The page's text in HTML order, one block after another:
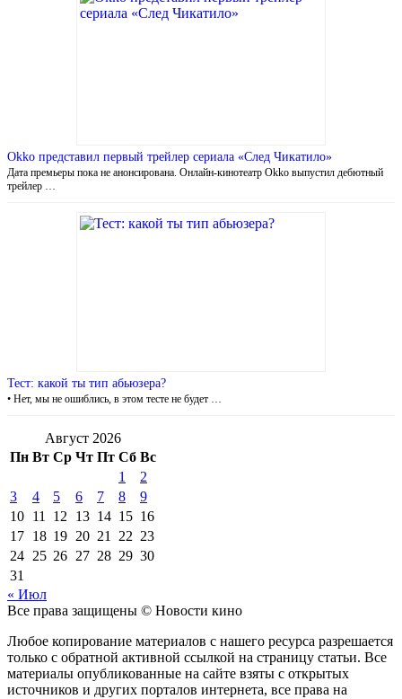
Okko представил первый трейлер сериала «След Чикатило»
Дата премьеры пока не анонсирована. Онлайн-кинотеатр Okko выпустил дебютный
трейлер …
Тест: какой ты тип абьюзера?
• Нет, мы не ошиблись, в этом тесте не будет …
Август 2026
Пн Вт Ср Чт Пт Сб Вс
1
2
3
4 5 6 7 8
9
10 11 12 13 14 15 16
17 18 19 20 21 22 23
24 25 26 27 28 29 30
31
« Июл
Все права защищены © Новости кино
Любое копирование материалов с нашего ресурса разрешается
только с обратной активной ссылкой на страницу статьи. Все
материалы опубликованные на сайте взяты с открытых
источников и других порталов интернета, все права на